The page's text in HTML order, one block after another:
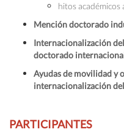
hitos académicos
Mención doctorado
Internacionalización
doctorado
Ayudas de movilidad y
internacionalización
PARTICIPANTES